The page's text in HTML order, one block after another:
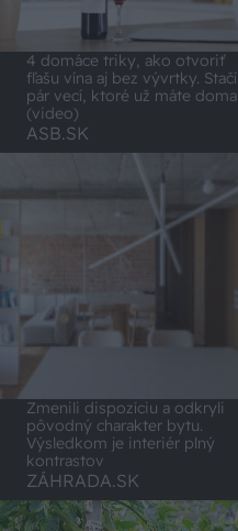
4 domáce triky, ako otvoriť
fľašu vína aj bez vývrtky. Stačí
pár vecí, ktoré už máte doma
(video)
ASB.SK
Zmenili dispozíciu a odkryli
pôvodný charakter bytu.
Výsledkom je interiér plný
kontrastov
ZÁHRADA.SK